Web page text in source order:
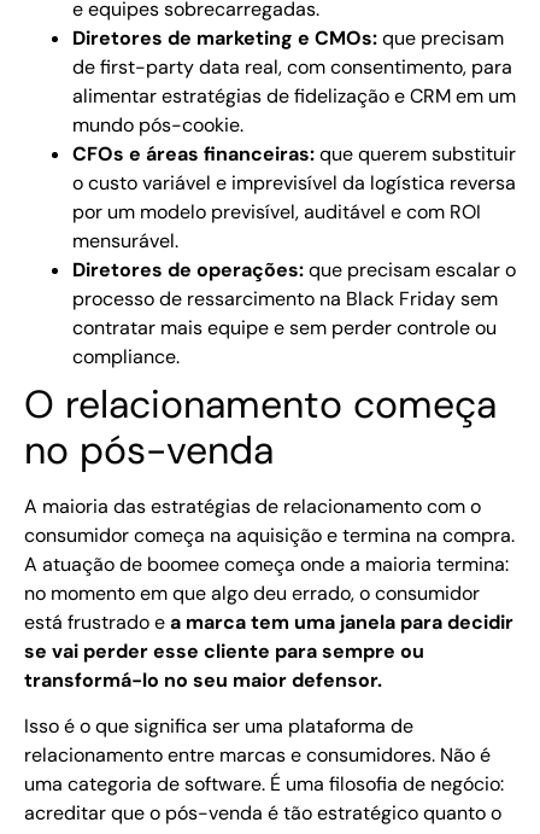
e equipes sobrecarregadas.
Diretores de marketing e CMOs:que precisam
de first-party data real, com consentimento, para
alimentar estratégias de fidelização e CRM em um
mundo pós-cookie.
CFOs e áreas financeiras:que querem substituir
o custo variável e imprevisível da logística reversa
por um modelo previsível, auditável e com ROI
mensurável.
Diretores de operações:que precisam escalar o
processo de ressarcimento na Black Friday sem
contratar mais equipe e sem perder controle ou
compliance.
O relacionamento começa
no pós-venda
A maioria das estratégias de relacionamento com o
consumidor começa na aquisição e termina na compra.
A atuação de boomee começa onde a maioria termina:
no momento em que algo deu errado, o consumidor
está frustrado ea marca tem uma janela para decidir
se vai perder esse cliente para sempre ou
transformá-lo no seu maior defensor.
Isso é o que significa ser uma plataforma de
relacionamento entre marcas e consumidores. Não é
uma categoria de software. É uma filosofia de negócio:
acreditar que o pós-venda é tão estratégico quanto o